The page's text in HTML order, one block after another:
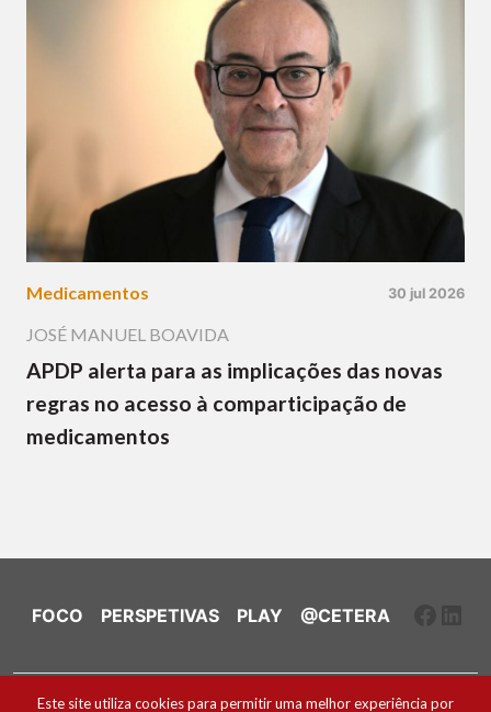
Medicamentos 30 jul 2026
JOSÉ MANUEL BOAVIDA
APDP alerta para as implicações das novas
regras no acesso à comparticipação de
medicamentos
FOCO PERSPETIVAS PLAY @CETERA
Ficha Técnica e Estatuto Editorial
Este site utiliza cookies para permitir uma melhor experiência por